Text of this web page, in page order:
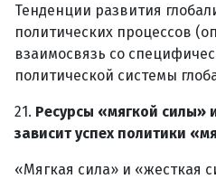
Тенденции развития
политических процессов
взаимосвязь со
политической системы
21. Ресурсы «мягкой силы»
зависит успех политики
«Мягкая сила» и «жесткая